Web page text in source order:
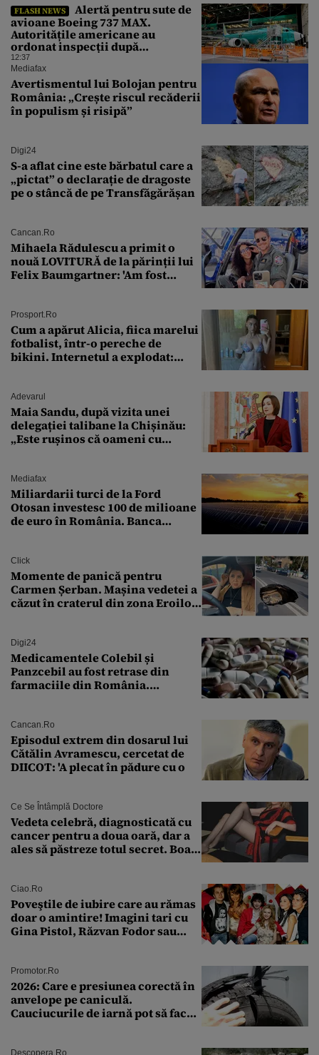
FLASH NEWS
Alertă pentru sute de
avioane Boeing 737 MAX.
Autoritățile americane au
ordonat inspecții după
descoperirea unor fisuri în
structura aeronavelor
12:37
Mediafax
Avertismentul lui Bolojan pentru
România: „Crește riscul recăderii
în populism și risipă”
Digi24
S-a aflat cine este bărbatul care a
„pictat” o declarație de dragoste
pe o stâncă de pe Transfăgărășan
Cancan.ro
Mihaela Rădulescu a primit o
nouă LOVITURĂ de la părinții lui
Felix Baumgartner: 'Am fost
Prosport.ro
Cum a apărut Alicia, fiica marelui
fotbalist, într-o pereche de
bikini. Internetul a explodat:
Adevarul
Maia Sandu, după vizita unei
delegației talibane la Chișinău:
„Este rușinos că oameni cu
Mediafax
Miliardarii turci de la Ford
Otosan investesc 100 de milioane
de euro în România. Banca
Click
Momente de panică pentru
Carmen Șerban. Mașina vedetei a
căzut în craterul din zona Eroilor:
Digi24
Medicamentele Colebil și
Panzcebil au fost retrase din
farmaciile din România.
Cancan.ro
Episodul extrem din dosarul lui
Cătălin Avramescu, cercetat de
DIICOT: 'A plecat în pădure cu o
Ce Se Întâmplă Doctore
Vedeta celebră, diagnosticată cu
cancer pentru a doua oară, dar a
ales să păstreze totul secret. Boala
Ciao.ro
Poveştile de iubire care au rămas
doar o amintire! Imagini tari cu
Gina Pistol, Răzvan Fodor sau
Promotor.ro
2026: Care e presiunea corectă în
anvelope pe caniculă.
Cauciucurile de iarnă pot să facă
Descopera.ro